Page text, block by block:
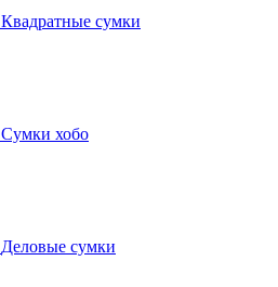
Квадратные сумки
Сумки хобо
Деловые сумки